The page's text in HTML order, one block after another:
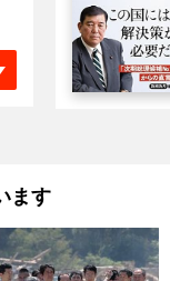
ます